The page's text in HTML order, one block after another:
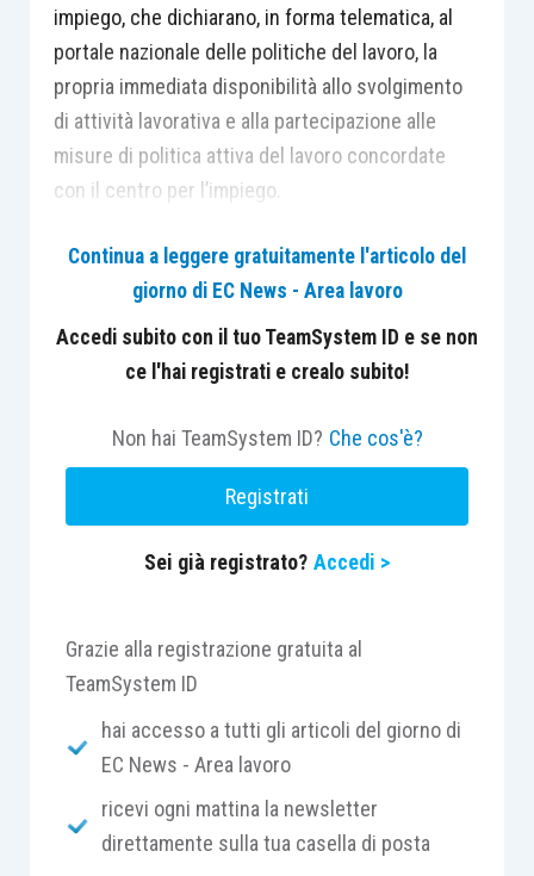
impiego, che dichiarano, in forma telematica, al
portale nazionale delle politiche del lavoro, la
propria immediata disponibilità allo svolgimento
di attività lavorativa e alla partecipazione alle
misure di politica attiva del lavoro concordate
con il centro per l’impiego.
La dichiarazione può essere presentata in
pendenza del preavviso di licenziamento: in tal
caso i lavoratori si considerano a rischio di
disoccupazione.
Lo stato di disoccupazione è sospeso in caso di
rapporto di lavoro subordinato di durata fino a sei
mesi. Allo scopo di evitare l’ingiustificata
soggetti non disponibili allo svolgimento
entrata in vigore del presente decreto le norme
nazionali o regionali ed i regolamenti comunali
allo stato di disoccupazione si intendono riferite
Continua a leggere gratuitamente l'articolo del
giorno di EC News - Area lavoro
Accedi subito con il tuo TeamSystem ID e se non
ce l'hai registrati e crealo subito!
Non hai TeamSystem ID? Che cos'è?
Registrati
Sei già registrato? Accedi >
Grazie alla registrazione gratuita al
TeamSystem ID
hai accesso a tutti gli articoli del giorno di
EC News - Area lavoro
ricevi ogni mattina la newsletter
direttamente sulla tua casella di posta